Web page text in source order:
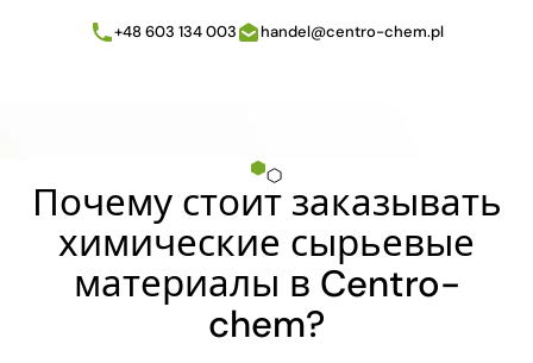
+48 603 134 003 handel@centro-chem.pl
Почему стоит заказывать
химические сырьевые
материалы в Centro-
chem?